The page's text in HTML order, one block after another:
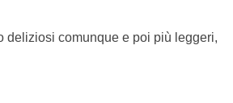
deliziosi comunque e poi più leggeri,